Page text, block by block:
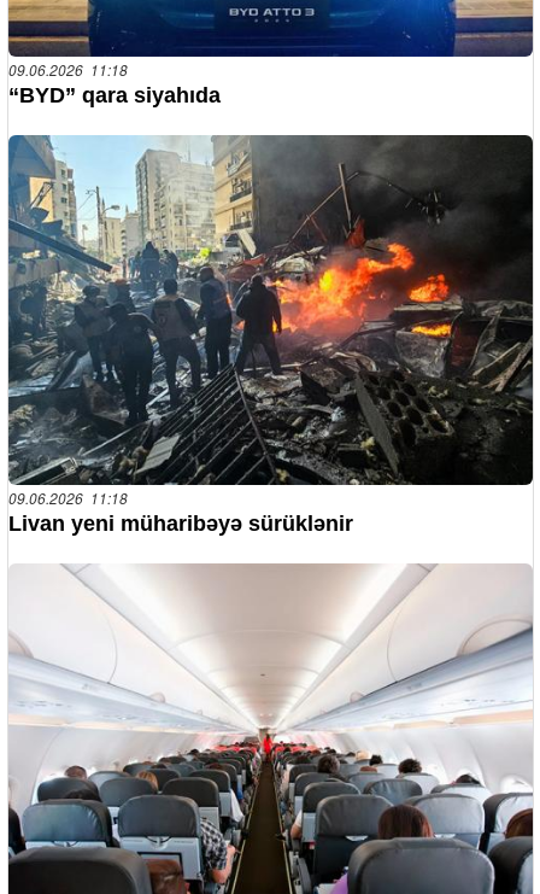
09.06.2026 11:18
“BYD” qara siyahıda
09.06.2026 11:18
Livan yeni müharibəyə sürüklənir